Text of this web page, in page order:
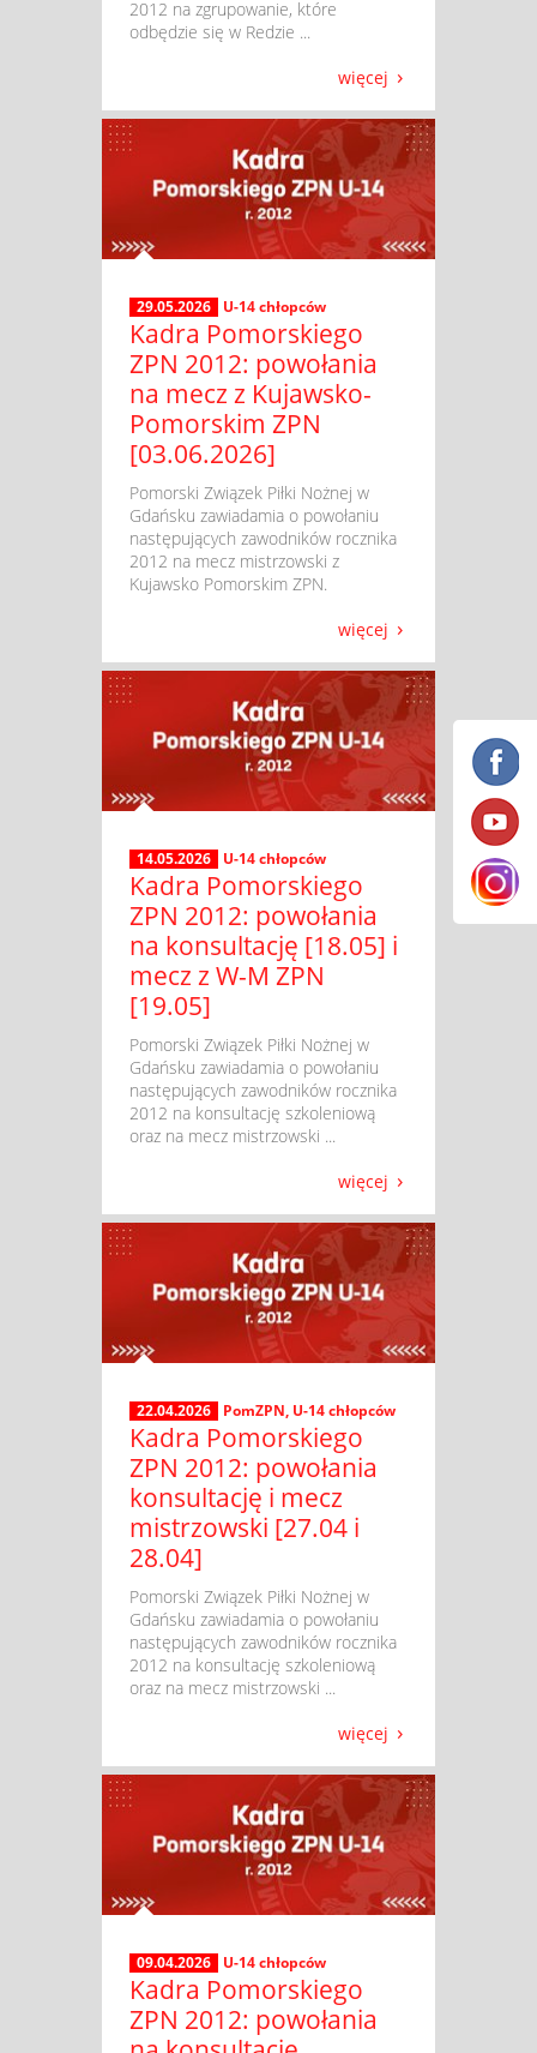
2012 na zgrupowanie, które
odbędzie się w Redzie ...
więcej
29.05.2026 U-14 chłopców
Kadra Pomorskiego
ZPN 2012: powołania
na mecz z Kujawsko-
Pomorskim ZPN
[03.06.2026]
​ Pomorski Związek Piłki Nożnej w
Gdańsku zawiadamia o powołaniu
następujących zawodników rocznika
2012 na mecz mistrzowski z
Kujawsko Pomorskim ZPN.
więcej
14.05.2026 U-14 chłopców
Kadra Pomorskiego
ZPN 2012: powołania
na konsultację [18.05] i
mecz z W-M ZPN
[19.05]
​ Pomorski Związek Piłki Nożnej w
Gdańsku zawiadamia o powołaniu
następujących zawodników rocznika
2012 na konsultację szkoleniową
oraz na mecz mistrzowski ...
więcej
22.04.2026 PomZPN, U-14 chłopców
Kadra Pomorskiego
ZPN 2012: powołania
konsultację i mecz
mistrzowski [27.04 i
28.04]
​ Pomorski Związek Piłki Nożnej w
Gdańsku zawiadamia o powołaniu
następujących zawodników rocznika
2012 na konsultację szkoleniową
oraz na mecz mistrzowski ...
więcej
09.04.2026 U-14 chłopców
Kadra Pomorskiego
ZPN 2012: powołania